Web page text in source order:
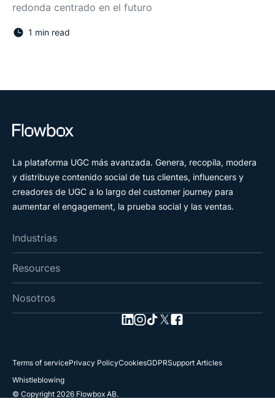
redonda centrado en el futuro
1 min read
La plataforma UGC más avanzada. Genera, recopila, modera
y distribuye contenido social de tus clientes, influencers y
creadores de UGC a lo largo del customer journey para
aumentar el engagement, la prueba social y las ventas.
Industrias
Resources
Nosotros
Terms of servicePrivacy PolicyCookiesGDPRSupport Articles
Whistleblowing
© Copyright 2026 Flowbox AB.